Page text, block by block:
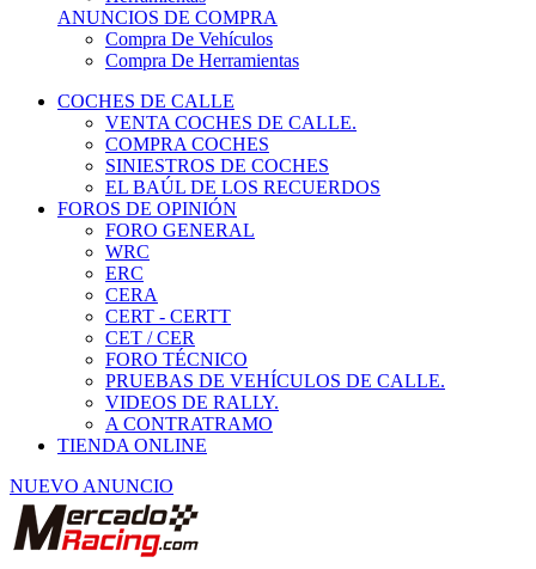
Compra De Vehículos
Compra De Herramientas
COCHES DE CALLE
VENTA COCHES DE CALLE.
COMPRA COCHES
SINIESTROS DE COCHES
EL BAÚL DE LOS RECUERDOS
FOROS DE OPINIÓN
FORO GENERAL
WRC
ERC
CERA
CERT - CERTT
CET / CER
FORO TÉCNICO
PRUEBAS DE VEHÍCULOS DE CALLE.
VIDEOS DE RALLY.
A CONTRATRAMO
TIENDA ONLINE
NUEVO ANUNCIO